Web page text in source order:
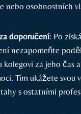
nebo osobnostních
doporučení: Po
nezapomeňte‌
‌kolegovi za⁣ jeho čas
Tím ⁢ukážete svou‌
s ostatními‌